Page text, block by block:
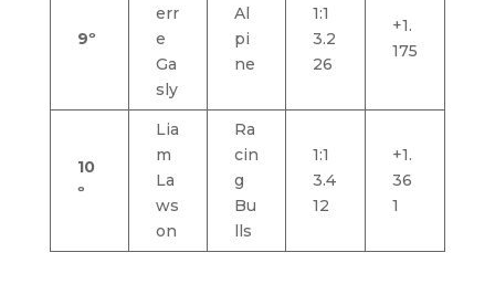
9º
err
e
Ga
sly
Al
pi
ne
1:1
3.2
26
+1.
175
10
º
Lia
m
La
ws
on
Ra
cin
g
Bu
lls
1:1
3.4
12
+1.
36
1